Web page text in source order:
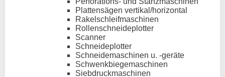
Plattensägen vertikal/horizontal
Rakelschleifmaschinen
Rollenschneideplotter
Scanner
Schneideplotter
Schneidemaschinen u. -geräte
Schwenkbiegemaschinen
Siebdruckmaschinen